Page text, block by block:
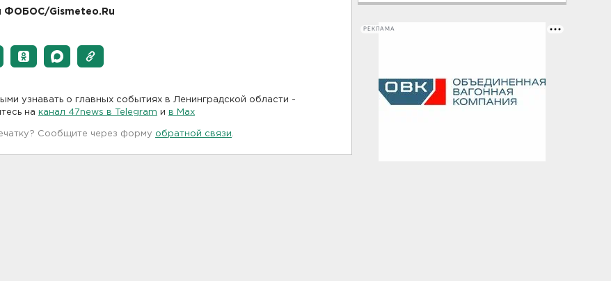
ФОБОС/Gismeteo.Ru
узнавать о главных событиях в Ленинградской области -
на канал 47news в Telegram и в Maх
Сообщите через форму обратной связи
РЕКЛАМА